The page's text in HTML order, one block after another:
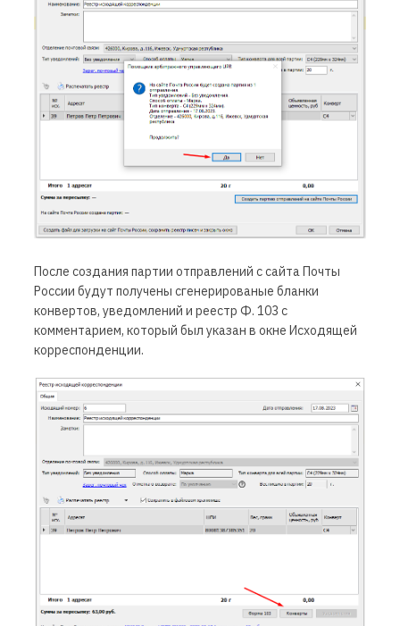
После создания партии отправлений с сайта Почты
России будут получены сгенерированые бланки
конвертов, уведомлений и реестр Ф. 103 с
комментарием, который был указан в окне Исходящей
корреспонденции.